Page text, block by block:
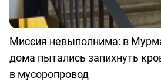
Миссия невыполнима: в
дома пытались запихнуть
в мусоропровод